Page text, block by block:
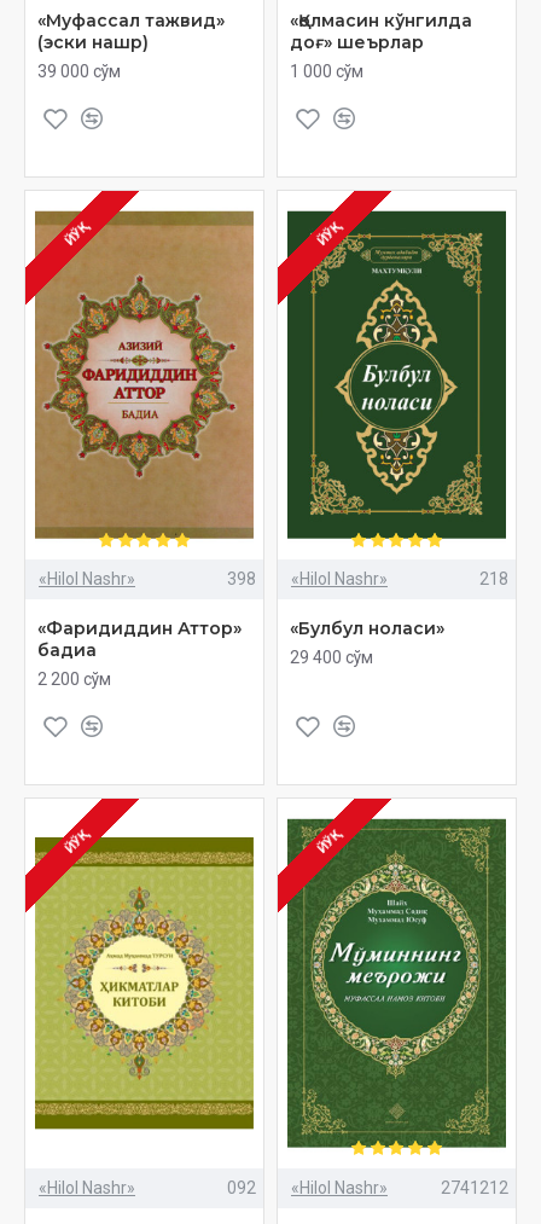
«Муфассал тажвид»
(эски нашр)
39 000 сўм
«Қолмасин кўнгилда
доғ» шеърлар
1 000 сўм
ЙЎҚ
«Hilol Nashr» 398
«Фаридиддин Аттор»
бадиа
2 200 сўм
ЙЎҚ
«Hilol Nashr» 218
«Булбул ноласи»
29 400 сўм
ЙЎҚ
«Hilol Nashr» 092
ЙЎҚ
«Hilol Nashr» 2741212